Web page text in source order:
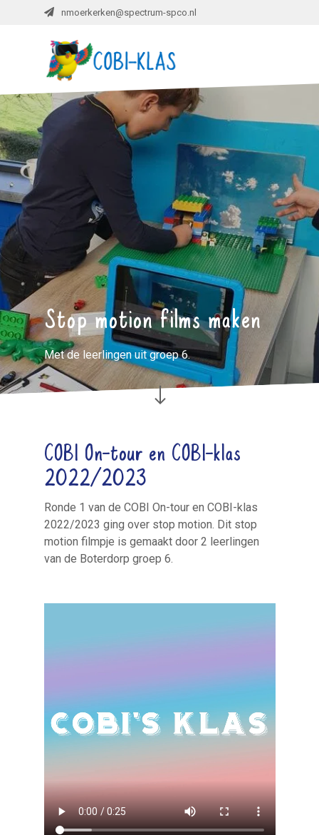
nmoerkerken@spectrum-spco.nl
Stop motion films maken
Met de leerlingen uit groep 6.
COBI On-tour en COBI-klas
2022/2023
Ronde 1 van de COBI On-tour en COBI-klas
2022/2023 ging over stop motion. Dit stop
motion filmpje is gemaakt door 2 leerlingen
van de Boterdorp groep 6.